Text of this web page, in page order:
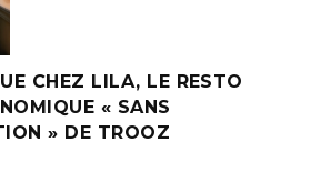
CHEZ LILA, LE RESTO
« SANS
» DE TROOZ